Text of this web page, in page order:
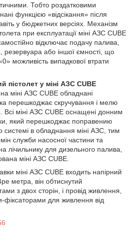
Тобто роздатковими
функцією «відсікання» після
у бюджетних версіях. Механізм
при експлуатації міні АЗС CUBE
відключає подачу палива,
резервуара або іншої ємності, що
можливість випадкової втрати
пістолет у міні АЗС CUBE
міні АЗС CUBE обладнані
перешкоджає скручування і мелю
Всі міні АЗС CUBE оснащені донним
який перешкоджає поправению
системі в обладнання міні АЗС, тим
служби насосної частини та
лічильнику для дизельного палива,
міні АЗС CUBE.
міні АЗС CUBE входить напірний
метра, він обтиснутий
з двох сторін, і провід живлення,
фіксаторами для живлення від